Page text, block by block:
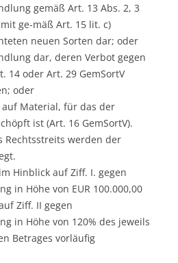
gemäß Art. 13 Abs. 2, 3
ge-mäß Art. 15 lit. c)
neuen Sorten dar; oder
dar, deren Verbot gegen
14 oder Art. 29 GemSortV
oder
auf Material, für das der
ist (Art. 16 GemSortV).
Rechtsstreits werden der
Hinblick auf Ziff. I. gegen
in Höhe von EUR 100.000,00
Ziff. II gegen
in Höhe von 120% des jeweils
Betrages vorläufig